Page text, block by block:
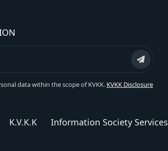
data within the scope of KVKK. KVKK Disclosure
K.V.K.K
Information Society Services